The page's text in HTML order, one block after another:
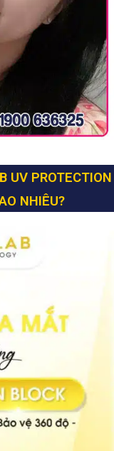
UV PROTECTION
NHIÊU?